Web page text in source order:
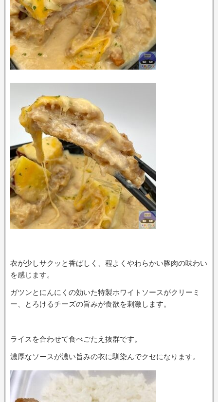
衣が少しサクッと香ばしく、程よくやわらかい豚肉の味わい
を感じます。
ガツンとにんにくの効いた特製ホワイトソースがクリーミ
ー、とろけるチーズの旨みが食欲を刺激します。
ライスを合わせて食べごたえ抜群です。
濃厚なソースが濃い旨みの衣に馴染んでクセになります。